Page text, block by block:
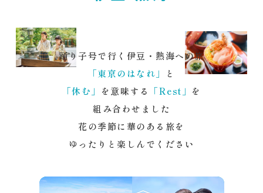
踊り子号で行く伊豆・熱海への旅
「東京のはなれ」
と
「休む」
を意味する 「Rest」 を
組み合わせました
花の季節に華のある旅を
ゆったりと楽しんでください